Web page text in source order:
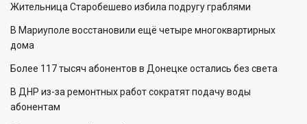
Жительница Старобешево избила подругу граблями
В Мариуполе восстановили ещё четыре многоквартирных
дома
Более 117 тысяч абонентов в Донецке остались без света
В ДНР из-за ремонтных работ сократят подачу воды
абонентам